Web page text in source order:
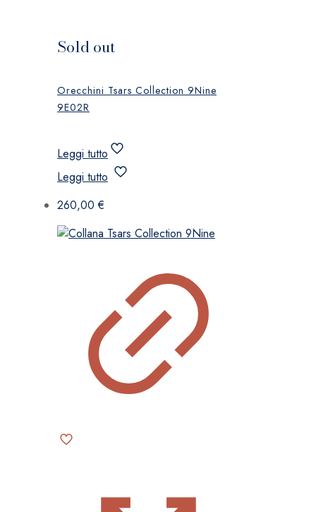
Sold out
Orecchini Tsars Collection 9Nine
9E02R
Leggi tutto
Leggi tutto
260,00€